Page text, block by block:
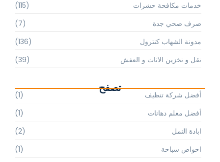
خدمات مكافحة حشرات
(115)
صرف صحي جدة
(7)
مدونة الشهاب كنترول
(136)
نقل و تخزين الاثاث و العفش
(39)
تصفح
أفضل شركة تنظيف
(1)
أفضل معلم دهانات
(1)
ابادة النمل
(2)
احواض سباحة
(1)